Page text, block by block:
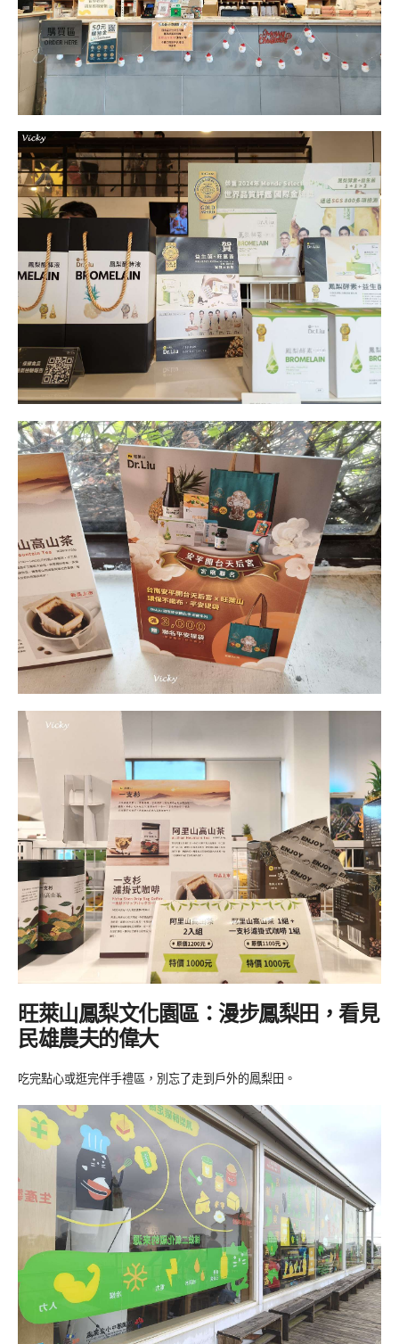
旺萊山鳳梨文化園區：漫步鳳梨田，看見
民雄農夫的偉大
吃完點心或逛完伴手禮區，別忘了走到戶外的鳳梨田。